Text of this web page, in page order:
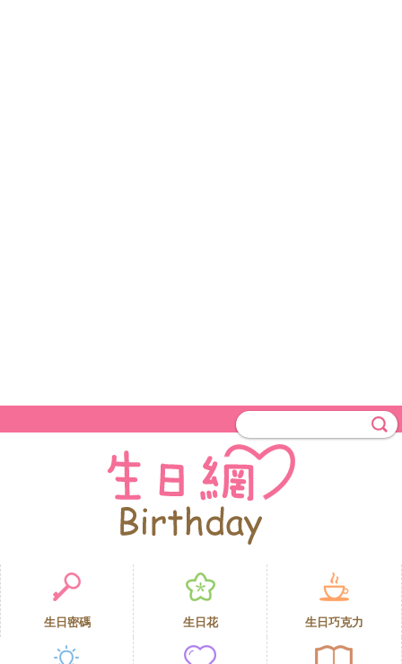
生日密碼 生日花 生日巧克力